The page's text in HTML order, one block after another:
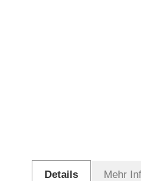
Details Mehr